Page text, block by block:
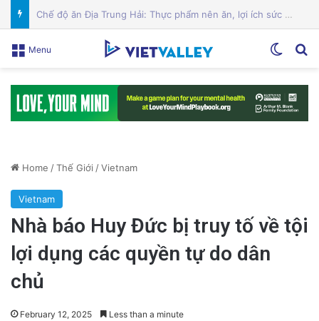
Cảnh Báo: Công An Xử Phạt Người Chia Sẻ Livestream Của Bà Nguyễn Phương Hằng!
Menu
Home /Thế Giới /Vietnam
Vietnam
Nhà báo Huy Đức bị truy tố về tội
lợi dụng các quyền tự do dân
chủ
February 12, 2025 Less than a minute